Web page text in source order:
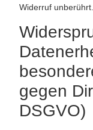
Widerruf unberührt.
gegen
DSGVO)